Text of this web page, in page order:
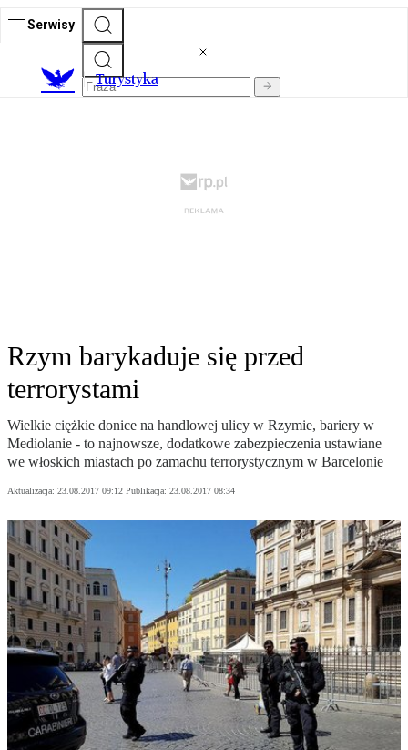
Serwisy
Turystyka
Rzym barykaduje się przed
terrorystami
Wielkie ciężkie donice na handlowej ulicy w Rzymie, bariery w
Mediolanie - to najnowsze, dodatkowe zabezpieczenia ustawiane
we włoskich miastach po zamachu terrorystycznym w Barcelonie
Aktualizacja: 23.08.2017 09:12 Publikacja: 23.08.2017 08:34